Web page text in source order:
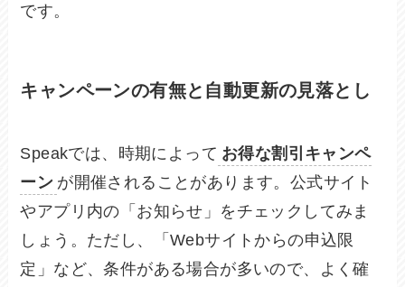
です。
キャンペーンの有無と自動更新の見落とし
Speakでは、時期によって お得な割引キャンペ
ーン が開催されることがあります。公式サイト
やアプリ内の「お知らせ」をチェックしてみま
しょう。ただし、「Webサイトからの申込限
定」など、条件がある場合が多いので、よく確